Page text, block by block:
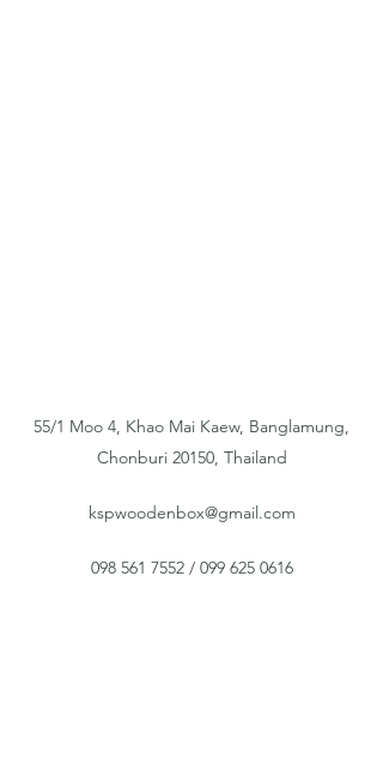
55/1 Moo 4, Khao Mai Kaew, Banglamung,
Chonburi 20150, Thailand
kspwoodenbox@gmail.com
098 561 7552/ 099 625 0616